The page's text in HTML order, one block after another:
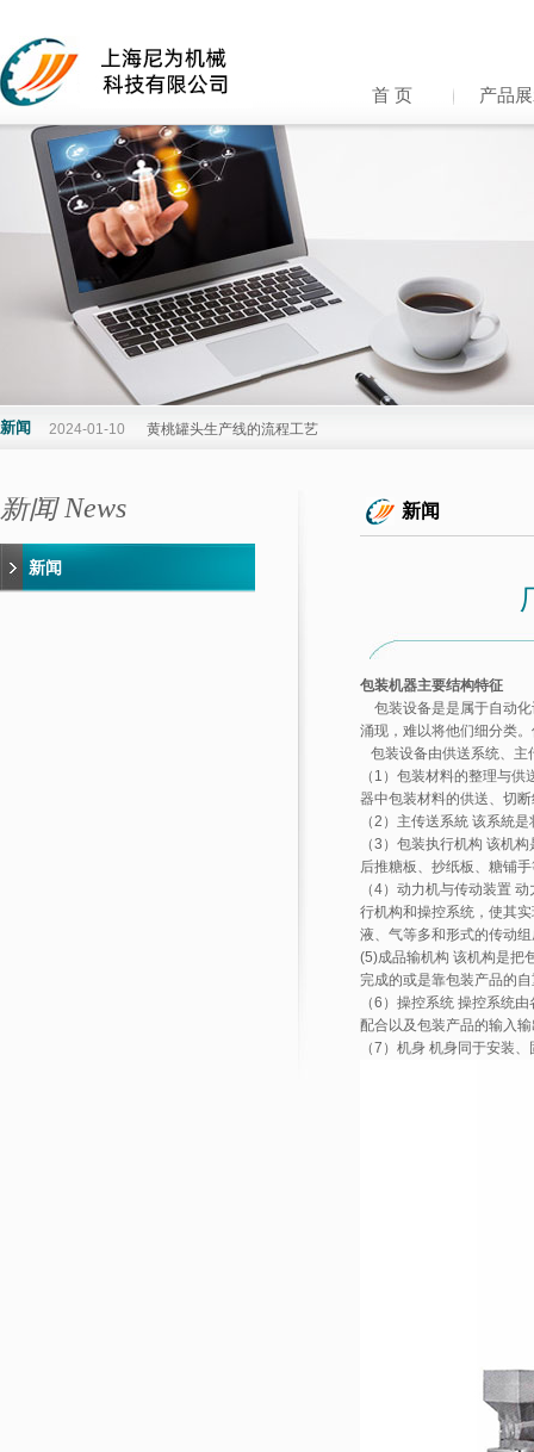
首 页 产品
新闻 2024-01-10 黄桃罐头生产线的流程工艺
新闻 News
新闻
新闻
包装机器主要结构特征
包装设备是是属于自动化
涌现，难以将他们细分类
包装设备由供送系统、主
（1）包装材料的整理与
器中包装材料的供送、切
（2）主传送系統 该系統
（3）包装执行机构 该机
后推糖板、抄纸板、糖铺
（4）动力机与传动装置
行机构和操控系统，使其
液、气等多和形式的传动
(5)成品输机构 该机构是把
完成的或是靠包装产品的
（6）操控系统 操控系统
配合以及包装产品的输入
（7）机身 机身同于安装